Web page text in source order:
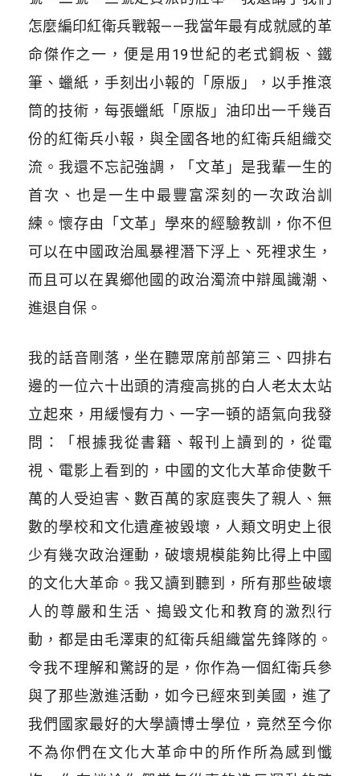
怎麼編印紅衛兵戰報——我當年最有成就感的革
命傑作之一，便是用19世紀的老式鋼板、鐵
筆、蠟紙，手刻出小報的「原版」，以手推滾
筒的技術，每張蠟紙「原版」油印出一千幾百
份的紅衛兵小報，與全國各地的紅衛兵組織交
流。我還不忘記強調，「文革」是我輩一生的
首次、也是一生中最豐富深刻的一次政治訓
練。懷存由「文革」學來的經驗教訓，你不但
可以在中國政治風暴裡潛下浮上、死裡求生，
而且可以在異鄉他國的政治濁流中辯風識潮、
進退自保。
我的話音剛落，坐在聽眾席前部第三、四排右
邊的一位六十出頭的清瘦高挑的白人老太太站
立起來，用緩慢有力、一字一頓的語氣向我發
問：「根據我從書籍、報刊上讀到的，從電
視、電影上看到的，中國的文化大革命使數千
萬的人受迫害、數百萬的家庭喪失了親人、無
數的學校和文化遺產被毀壞，人類文明史上很
少有幾次政治運動，破壞規模能夠比得上中國
的文化大革命。我又讀到聽到，所有那些破壞
人的尊嚴和生活、搗毀文化和教育的激烈行
動，都是由毛澤東的紅衛兵組織當先鋒隊的。
令我不理解和驚訝的是，你作為一個紅衛兵參
與了那些激進活動，如今已經來到美國，進了
我們國家最好的大學讀博士學位，竟然至今你
不為你們在文化大革命中的所作所為感到懺